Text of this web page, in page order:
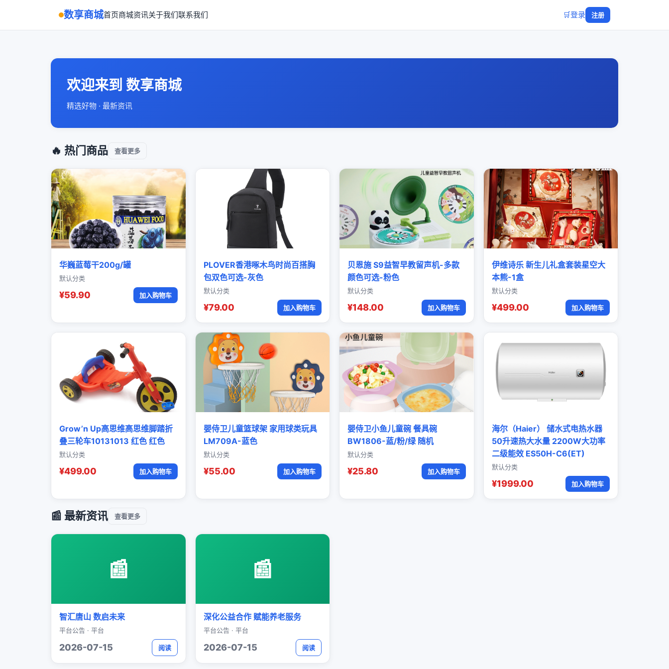
数享商城首页商城资讯关于我们联系我们 🛒登录 注册
欢迎来到 数享商城
精选好物 · 最新资讯
🔥 热门商品 查看更多
华巍蓝莓干200g/罐
默认分类
¥59.90 加入购物车
PLOVER香港啄木鸟时尚百搭胸
包双色可选-灰色
默认分类
¥79.00 加入购物车
贝恩施 S9益智早教留声机-多款
颜色可选-粉色
默认分类
¥148.00 加入购物车
伊维诗乐 新生儿礼盒套装星空大
本熊-1盒
默认分类
¥499.00 加入购物车
Grow’n Up高思维高思维脚踏折
叠三轮车10131013 红色 红色
默认分类
¥499.00 加入购物车
婴侍卫儿童篮球架 家用球类玩具
LM709A-蓝色
默认分类
¥55.00 加入购物车
婴侍卫小鱼儿童碗 餐具碗
BW1806-蓝/粉/绿 随机
默认分类
¥25.80 加入购物车
海尔（Haier） 储水式电热水器
50升速热大水量 2200W大功率
二级能效 ES50H-C6(ET)
默认分类
¥1999.00 加入购物车
📰 最新资讯 查看更多
📰
智汇唐山 数启未来
平台公告 · 平台
2026-07-15 阅读
📰
深化公益合作 赋能养老服务
平台公告 · 平台
2026-07-15 阅读